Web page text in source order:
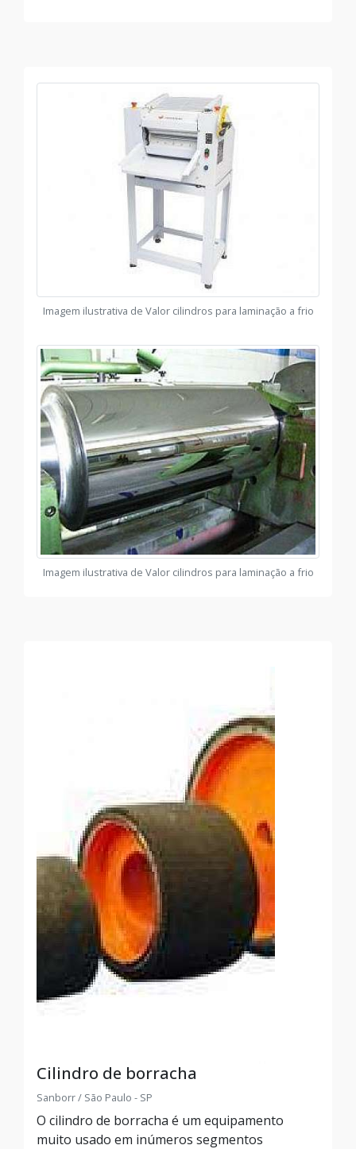
Imagem ilustrativa de Valor cilindros para laminação a frio
Imagem ilustrativa de Valor cilindros para laminação a frio
Cilindro de borracha
Sanborr / São Paulo - SP
O cilindro de borracha é um equipamento
muito usado em inúmeros segmentos